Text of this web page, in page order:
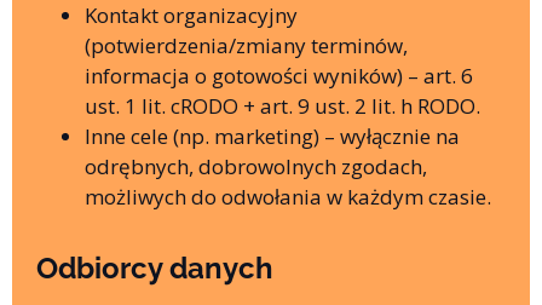
Kontakt organizacyjny
(potwierdzenia/zmiany terminów,
informacja o gotowości wyników) – art. 6
ust. 1 lit. cRODO + art. 9 ust. 2 lit. h RODO.
Inne cele (np. marketing) – wyłącznie na
odrębnych, dobrowolnych zgodach,
możliwych do odwołania w każdym czasie.
Odbiorcy danych